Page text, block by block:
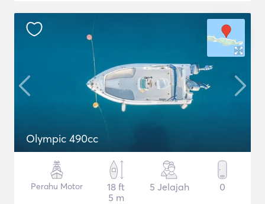
Olympic 490cc
Perahu Motor
18 ft
5 m
5 Jelajah 0